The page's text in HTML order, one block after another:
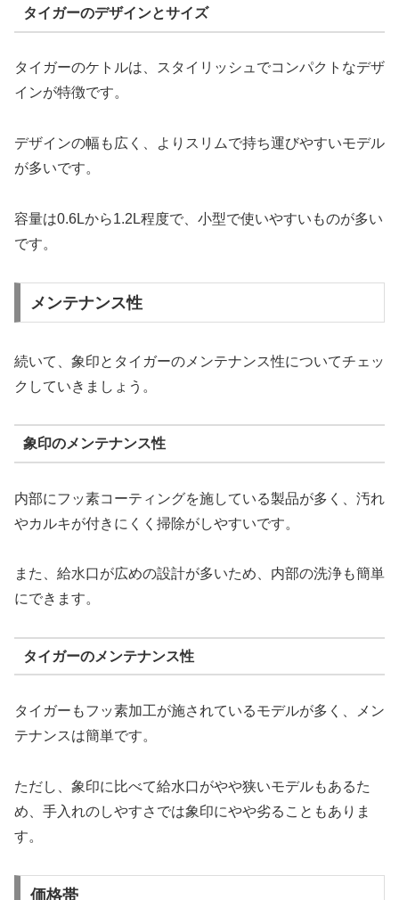
タイガーのデザインとサイズ
タイガーのケトルは、スタイリッシュでコンパクトなデザ
インが特徴です。
デザインの幅も広く、よりスリムで持ち運びやすいモデル
が多いです。
容量は0.6Lから1.2L程度で、小型で使いやすいものが多い
です。
メンテナンス性
続いて、象印とタイガーのメンテナンス性についてチェッ
クしていきましょう。
象印のメンテナンス性
内部にフッ素コーティングを施している製品が多く、汚れ
やカルキが付きにくく掃除がしやすいです。
また、給水口が広めの設計が多いため、内部の洗浄も簡単
にできます。
タイガーのメンテナンス性
タイガーもフッ素加工が施されているモデルが多く、メン
テナンスは簡単です。
ただし、象印に比べて給水口がやや狭いモデルもあるた
め、手入れのしやすさでは象印にやや劣ることもありま
す。
価格帯